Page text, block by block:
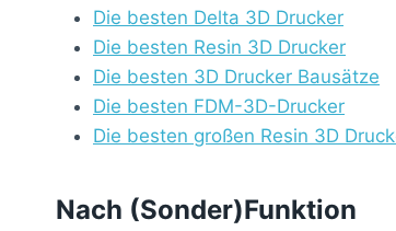
Die besten Delta 3D Drucker
Die besten Resin 3D Drucker
Die besten 3D Drucker Bausätze
Die besten FDM-3D-Drucker
Die besten großen Resin 3D
Nach (Sonder)Funktion